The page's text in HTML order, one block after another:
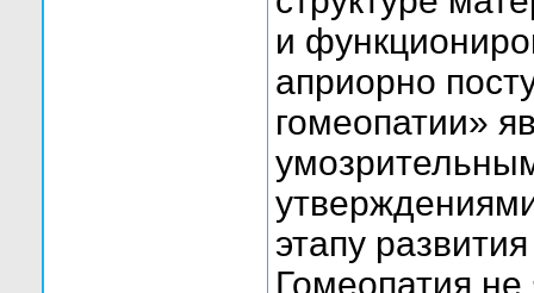
и
априорно
гомеопатии»
этапу
Гомеопатия